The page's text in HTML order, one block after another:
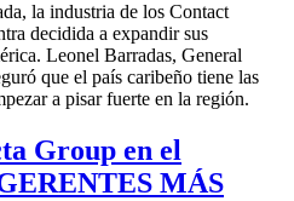
la industria de los Contact
decidida a expandir sus
Leonel Barradas, General
que el país caribeño tiene las
a pisar fuerte en la región.
Group en el
MÁS